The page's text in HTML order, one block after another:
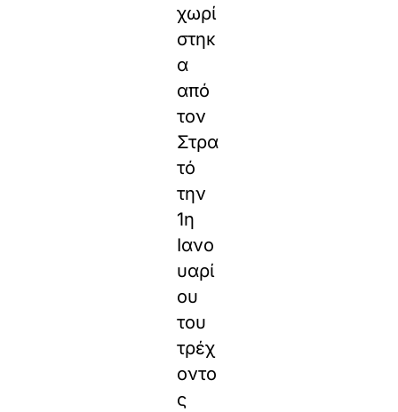
χωρί
στηκ
α
από
τον
Στρα
τό
την
1η
Ιανο
υαρί
ου
του
τρέχ
οντο
ς